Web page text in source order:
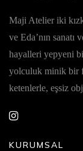
Maji Atelier iki
ve Eda’nın sanatı
hayalleri yepyeni
yolculuk minik bir
ketenlerle, eşsiz
KURUMSAL